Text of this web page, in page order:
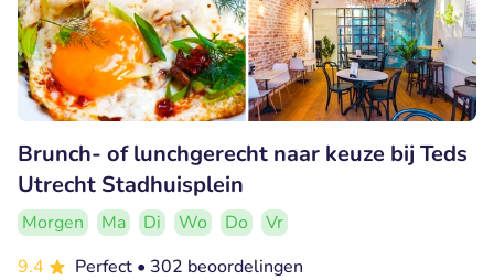
Brunch- of lunchgerecht naar keuze bij Teds
Utrecht Stadhuisplein
Morgen Ma Di Wo Do
Vr
9.4
Perfect • 302 beoordelingen